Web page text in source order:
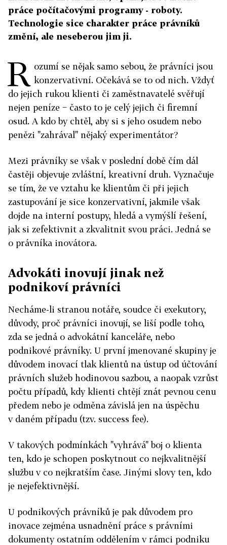
práce počítačovými programy - roboty.
Technologie sice charakter práce právníků
změní, ale neseberou jim ji.
R ozumí se nějak samo sebou, že právníci jsou
konzervativní. Očekává se to od nich. Vždyť
do jejich rukou klienti či zaměstnavatelé svěřují
nejen peníze − často to je celý jejich či firemní
osud. A kdo by chtěl, aby si s jeho osudem nebo
penězi "zahrával" nějaký experimentátor?
Mezi právníky se však v poslední době čím dál
častěji objevuje zvláštní, kreativní druh. Vyznačuje
se tím, že ve vztahu ke klientům či při jejich
zastupování je sice konzervativní, jakmile však
dojde na interní postupy, hledá a vymýšlí řešení,
jak si zefektivnit a zkvalitnit svou práci. Jedná se
o právníka inovátora.
Advokáti inovují jinak než
podnikoví právníci
Necháme-li stranou notáře, soudce či exekutory,
důvody, proč právníci inovují, se liší podle toho,
zda se jedná o advokátní kanceláře, nebo
podnikové právníky. U první jmenované skupiny je
důvodem inovací tlak klientů na ústup od účtování
právních služeb hodinovou sazbou, a naopak vzrůst
počtu případů, kdy klienti chtějí znát pevnou cenu
předem nebo je odměna závislá jen na úspěchu
v daném případu (tzv. success fee).
V takových podmínkách "vyhrává" boj o klienta
ten, kdo je schopen poskytnout co nejkvalitnější
službu v co nejkratším čase. Jinými slovy ten, kdo
je nej­efektivnější.
U podnikových právníků je pak důvodem pro
inovace zejména usnadnění práce s právními
dokumenty ostatním oddělením v rámci podniku